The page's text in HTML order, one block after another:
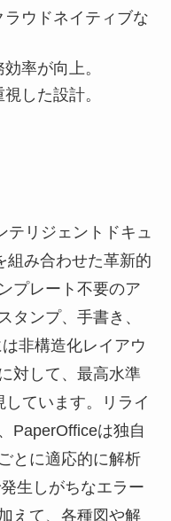
ウドネイティブな
率が向上。
した設計。
テリジェントドキュ
組み合わせた革新的
プレート不要のア
タンプ、手書き、
非構造化レイアウ
対して、最高水準
ています。リライ
PaperOfficeは独自
とに適応的に解析
生しがちなエラー
えて、各種図や解